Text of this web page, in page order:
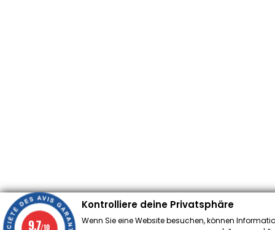
Kontrolliere deine Privatsphäre
Wenn Sie eine Website besuchen, können
9.7/10